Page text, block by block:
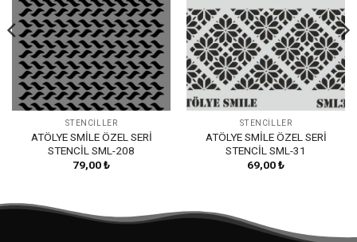
STENCILLER
ATÖLYE SMİLE ÖZEL SERİ
STENCİL SML-208
79,00₺
STENCILLER
ATÖLYE SMİLE ÖZEL SERİ
STENCİL SML-31
69,00₺